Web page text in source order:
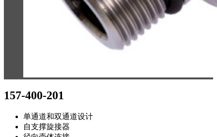
157-400-201
单通道和双通道设计
自支撑旋接器